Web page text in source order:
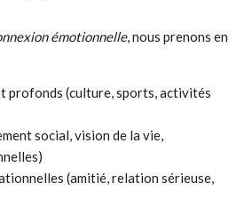
émotionnelle, nous prenons en
profonds (culture, sports, activités
social, vision de la vie,
(amitié, relation sérieuse,